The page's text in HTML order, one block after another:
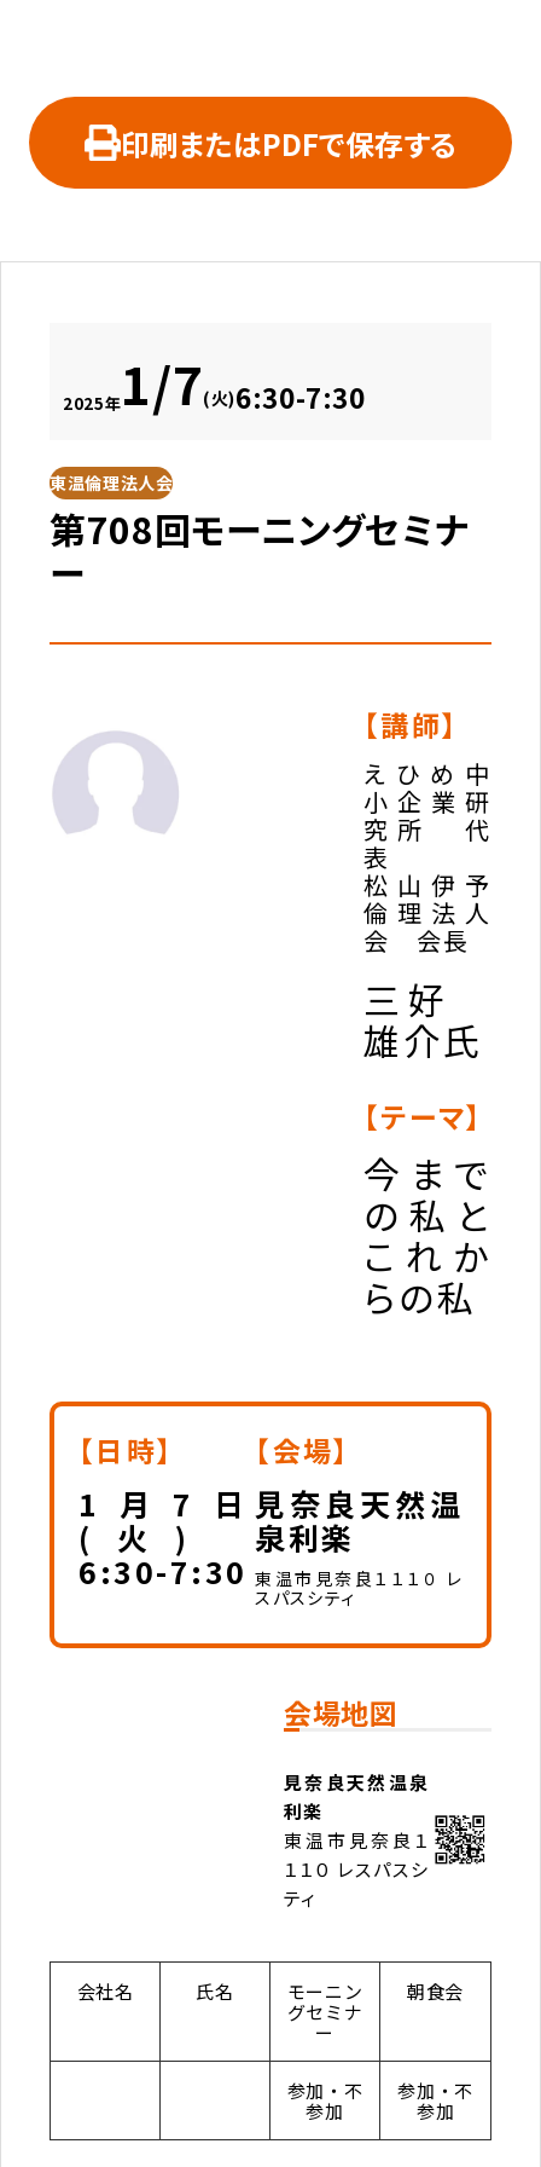
印刷またはPDFで保存する
2025年1/7(火)6:30-7:30
東温倫理法人会
第708回モーニングセミナ
ー
【講師】
えひめ中
小企業研
究所 代
表
松山伊予
倫理法人
会 会長
三好
雄介氏
【テーマ】
今まで
の私と
これか
らの私
【日時】
1月7日
(火)
6:30-7:30
【会場】
見奈良天然温
泉利楽
東温市見奈良１１１０ レ
スパスシティ
会場地図
見奈良天然温泉
利楽
東温市見奈良１
１１０ レスパスシ
ティ
会社名 氏名
モーニン
グセミナ
ー
朝食会
参加・不
参加
参加・不
参加